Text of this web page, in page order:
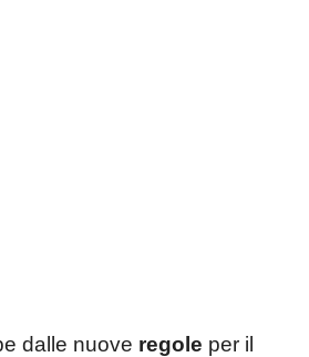
dalle nuove regole per il